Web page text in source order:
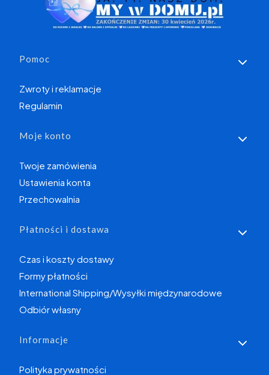
Linki w stopce
Pomoc
Zwroty i reklamacje
Regulamin
Moje konto
Twoje zamówienia
Ustawienia konta
Przechowalnia
Płatności i dostawa
Czas i koszty dostawy
Formy płatności
International Shipping/Wysyłki międzynarodowe
Odbiór własny
Informacje
Polityka prywatności